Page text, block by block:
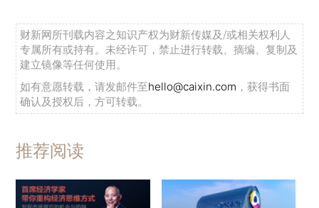
财新网所刊载内容之知识产权为财新传媒及/或相关权利人
专属所有或持有。未经许可，禁止进行转载、摘编、复制及
建立镜像等任何使用。
如有意愿转载，请发邮件至hello@caixin.com ，获得书面
确认及授权后，方可转载。
推荐阅读